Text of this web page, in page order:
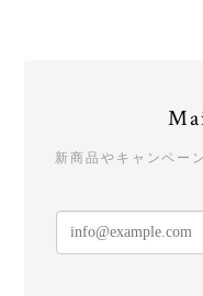
新商品やキャンペー